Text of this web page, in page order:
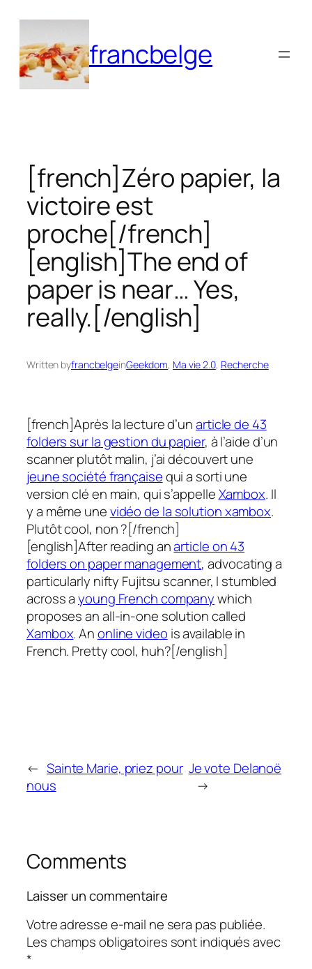
contenu
francbelge
[french]Zéro papier, la
victoire est
proche[/french]
[english]The end of
paper is near… Yes,
really.[/english]
Written byfrancbelgeinGeekdom, Ma vie 2.0, Recherche
[french]Après la lecture d’unarticle de 43
folders sur la gestion du papier, à l’aide d’un
scanner plutôt malin, j’ai découvert une
jeune société françaisequi a sorti une
version clé en main, qui s’appelleXambox. Il
y a même unevidéo de la solution xambox.
Plutôt cool, non ?[/french]
[english]After reading anarticle on 43
folders on paper management, advocating a
particularly nifty Fujitsu scanner, I stumbled
across ayoung French companywhich
proposes an all-in-one solution called
Xambox. Anonline video is available in
French. Pretty cool, huh?[/english]
← Sainte Marie, priez pour
nous
Je vote Delanoë
→
Comments
Laisser un commentaire
Votre adresse e-mail ne sera pas publiée.
Les champs obligatoires sont indiqués avec
*